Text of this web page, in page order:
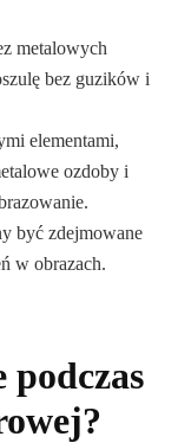
metalowych
bez guzików i
elementami,
ozdoby i
być zdejmowane
w obrazach.